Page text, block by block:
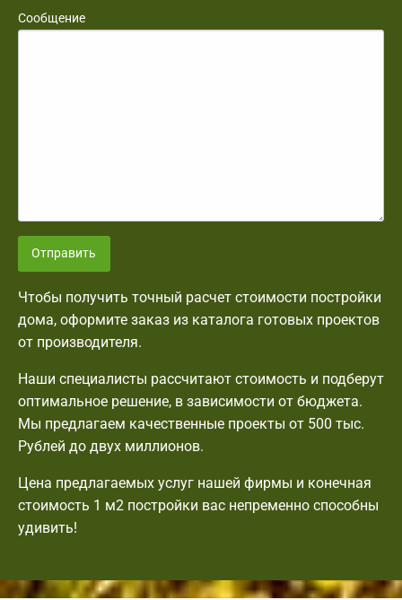
Сообщение
Отправить
Чтобы получить точный расчет стоимости постройки
дома, оформите заказ из каталога готовых проектов
от производителя.
Наши специалисты рассчитают стоимость и подберут
оптимальное решение, в зависимости от бюджета.
Мы предлагаем качественные проекты от 500 тыс.
Рублей до двух миллионов.
Цена предлагаемых услуг нашей фирмы и конечная
стоимость 1 м2 постройки вас непременно способны
удивить!